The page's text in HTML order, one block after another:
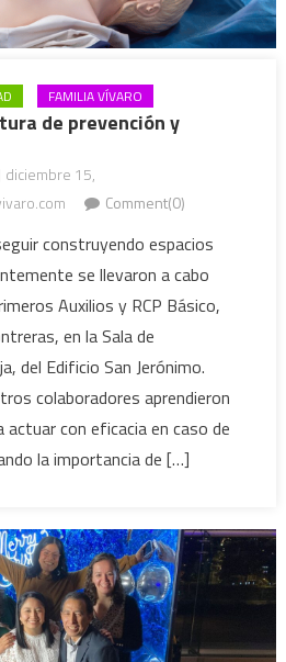
FAMILIA VÍVARO
de prevención y
diciembre 15,
Comment(0)
construyendo espacios
se llevaron a cabo
Auxilios y RCP Básico,
en la Sala de
del Edificio San Jerónimo.
colaboradores aprendieron
actuar con eficacia en caso de
la importancia de […]